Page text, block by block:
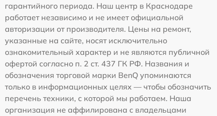
гарантийного периода. Наш центр в Краснодаре
работает независимо и не имеет официальной
авторизации от производителя. Цены на ремонт,
указанные на сайте, носят исключительно
ознакомительный характер и не являются публичной
офертой согласно п. 2 ст. 437 ГК РФ. Названия и
обозначения торговой марки BenQ упоминаются
только в информационных целях — чтобы обозначить
перечень техники, с которой мы работаем. Наша
организация не аффилирована с владельцами